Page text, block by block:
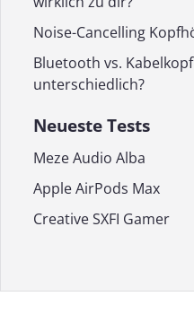
Noise-Cancelling
Bluetooth vs.
unterschiedlich?
Neueste Tests
Meze Audio Alba
Apple AirPods Max
Creative SXFI Gamer